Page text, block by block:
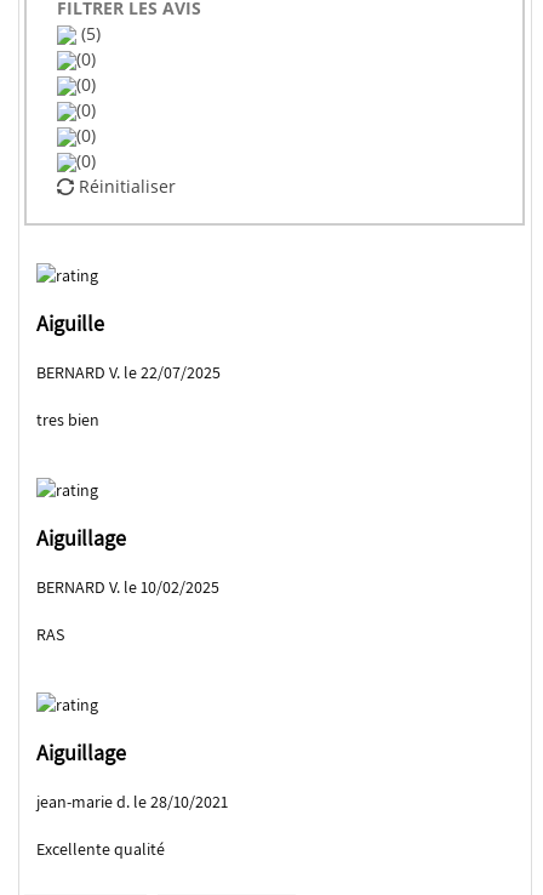
FILTRER LES AVIS
(5)
(0)
(0)
(0)
(0)
(0)
Réinitialiser
Aiguille
BERNARD V. le 22/07/2025
tres bien
Aiguillage
BERNARD V. le 10/02/2025
RAS
Aiguillage
jean-marie d. le 28/10/2021
Excellente qualité